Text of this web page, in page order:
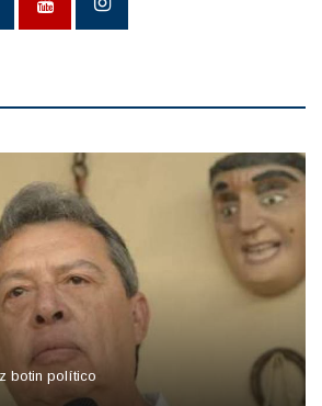
botin político